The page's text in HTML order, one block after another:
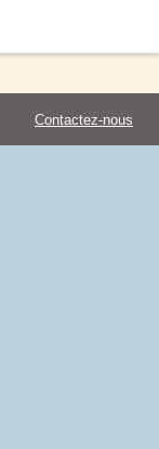
Contactez-nous